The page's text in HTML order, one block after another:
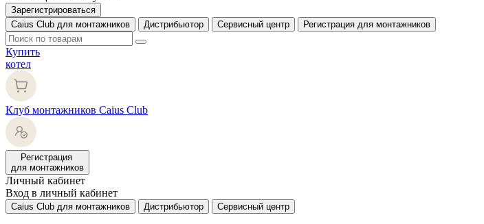
Зарегистрироваться
Caius Club для монтажников
Дистрибьютор Сервисный центр Регистрация для монтажников
Купить
котел
Клуб монтажников Caius Club
Регистрация
для монтажников
Личный кабинет
Вход в личный кабинет
Caius Club для монтажников Дистрибьютор Сервисный центр